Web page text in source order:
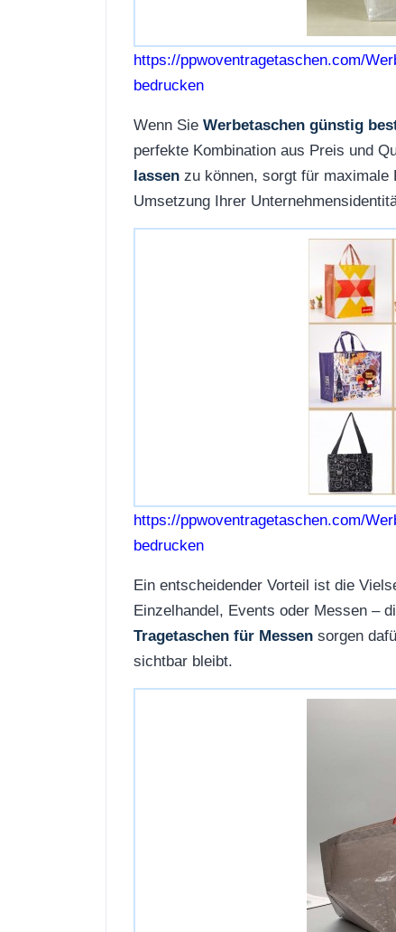
https://ppwoventragetaschen.com/
bedrucken
Wenn Sie Werbetaschen günstig
perfekte Kombination aus Preis und
lassen zu können, sorgt für
Umsetzung Ihrer
https://ppwoventragetaschen.com/
bedrucken
Ein entscheidender Vorteil ist die
Einzelhandel, Events oder Messen –
Tragetaschen für Messen sorgen
sichtbar bleibt.